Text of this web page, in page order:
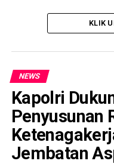
KLIK
NEWS
Kapolri
Penyusunan
Jembatan